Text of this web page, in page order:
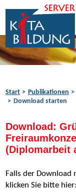
Zum Inhalt springen
Zur Navigation
Zum Fußbereich
Start Publikationen
Download starten
Download:
(Diplomarbeit
Falls der Download
klicken Sie bitte hier: